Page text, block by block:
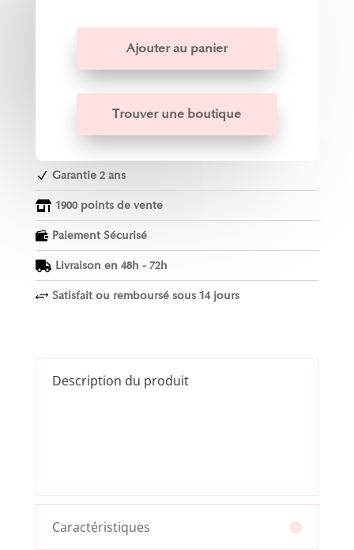
Ajouter au panier
Trouver une boutique
N Garantie 2 ans
 1900 points de vente
 Paiement Sécurisé
 Livraison en 48h - 72h
+ Satisfait ou remboursé sous 14 jours
Description du produit
Caractéristiques